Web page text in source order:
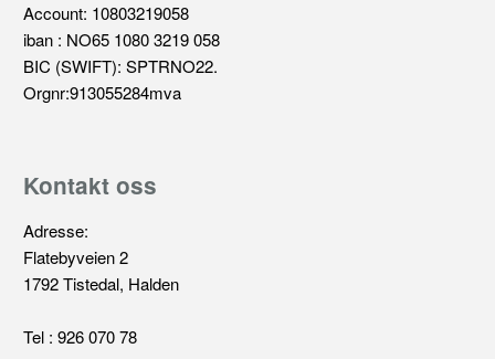
Account: 10803219058
iban : NO65 1080 3219 058
BIC (SWIFT): SPTRNO22.
Orgnr:913055284mva
Kontakt oss
Adresse:
Flatebyveien 2
1792 Tistedal, Halden
Tel : 926 070 78